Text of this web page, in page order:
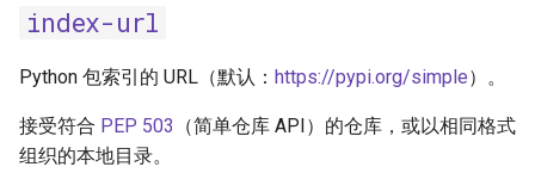
index-url
Python 包索引的 URL（默认： https://pypi.org/simple）。
接受符合 PEP 503
（简单仓库 API）的仓库，或以相同格式
组织的本地目录。